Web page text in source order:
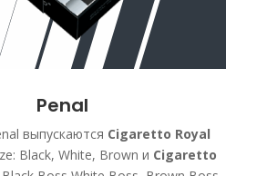
Penal
выпускаются Cigaretto Royal
Black, White, Brown и Cigaretto